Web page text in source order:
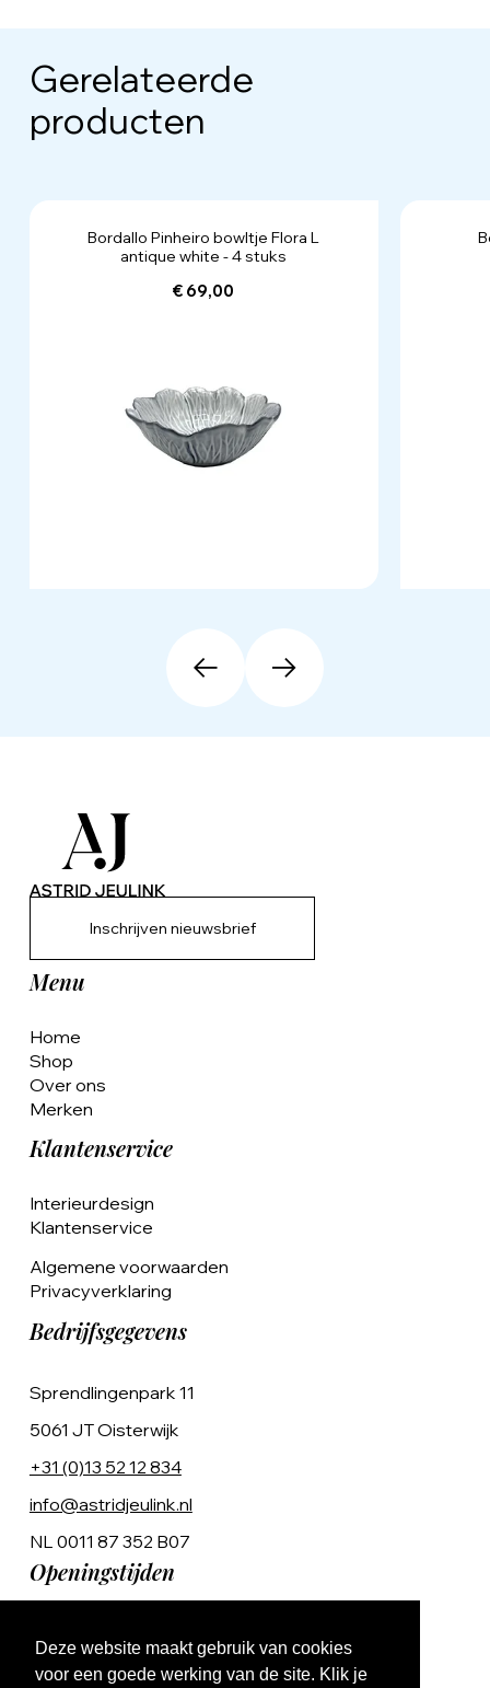
Deze website maakt gebruik van cookies
voor een goede werking van de site. Klik je
Gerelateerde
producten
Bordallo Pinheiro bowltje Flora L
antique white - 4 stuks
€ 69,00
Inschrijven nieuwsbrief
Menu
Home
Shop
Over ons
Merken
Klantenservice
Interieurdesign
Klantenservice
Algemene voorwaarden
Privacyverklaring
Bedrijfsgegevens
Sprendlingenpark 11
5061 JT Oisterwijk
+31 (0)13 52 12 834
info@astridjeulink.nl
NL 0011 87 352 B07
Openingstijden
Ma t/m Vr 9:00 - 17:00